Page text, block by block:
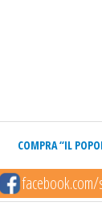
COMPRA “IL